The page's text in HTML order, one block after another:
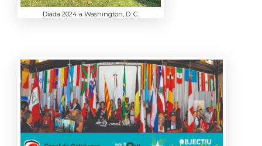
Diada 2024 a Washington, D. C.